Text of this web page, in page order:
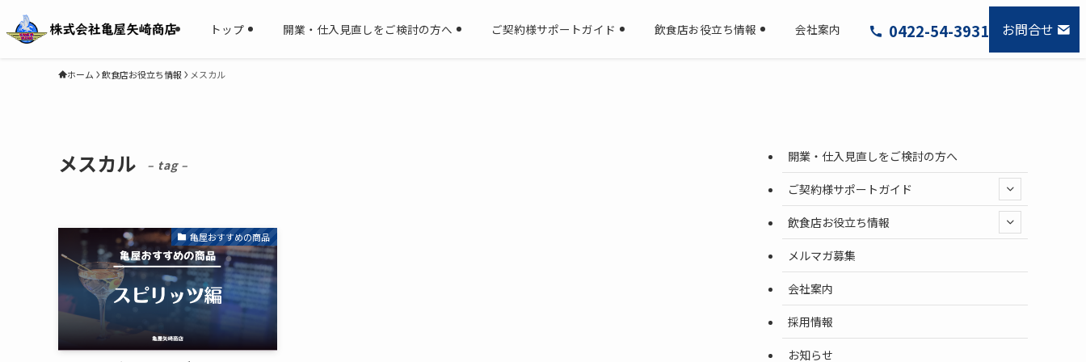
トップ 開業・仕入見直しをご検討の方へ ご契約様サポートガイド 飲食店お役立ち情報 会社案内 0422-54-3931 お問合せ
ホーム 飲食店お役立ち情報 メスカル
メスカル – tag –
亀屋おすすめの商品
開業・仕入見直しをご検討の方へ
ご契約様サポートガイド
飲食店お役立ち情報
メルマガ募集
会社案内
採用情報
お知らせ